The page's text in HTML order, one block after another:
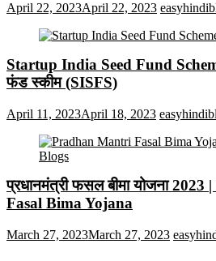
April 22, 2023April 22, 2023
Startup India Seed Fund
फंड स्कीम (SISFS)
April 11, 2023April 18, 2023
प्रधानमंत्री फसल बीमा योजना
Fasal Bima Yojana
March 27, 2023March 27, 2023